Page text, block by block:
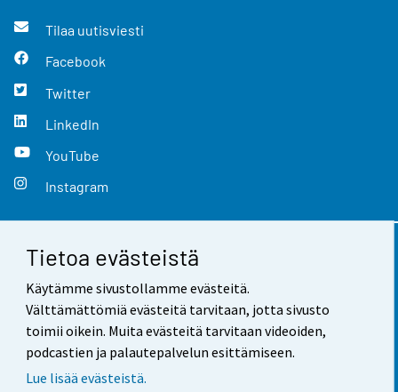
Tietoa evästeistä
Käytämme sivustollamme evästeitä.
Välttämättömiä evästeitä tarvitaan, jotta sivusto
toimii oikein. Muita evästeitä tarvitaan videoiden,
podcastien ja palautepalvelun esittämiseen.
Lue lisää evästeistä.
Tilaa uutisviesti
Facebook
Twitter
LinkedIn
YouTube
Instagram
Yhteystiedot
Palaute
Käyttöehdot